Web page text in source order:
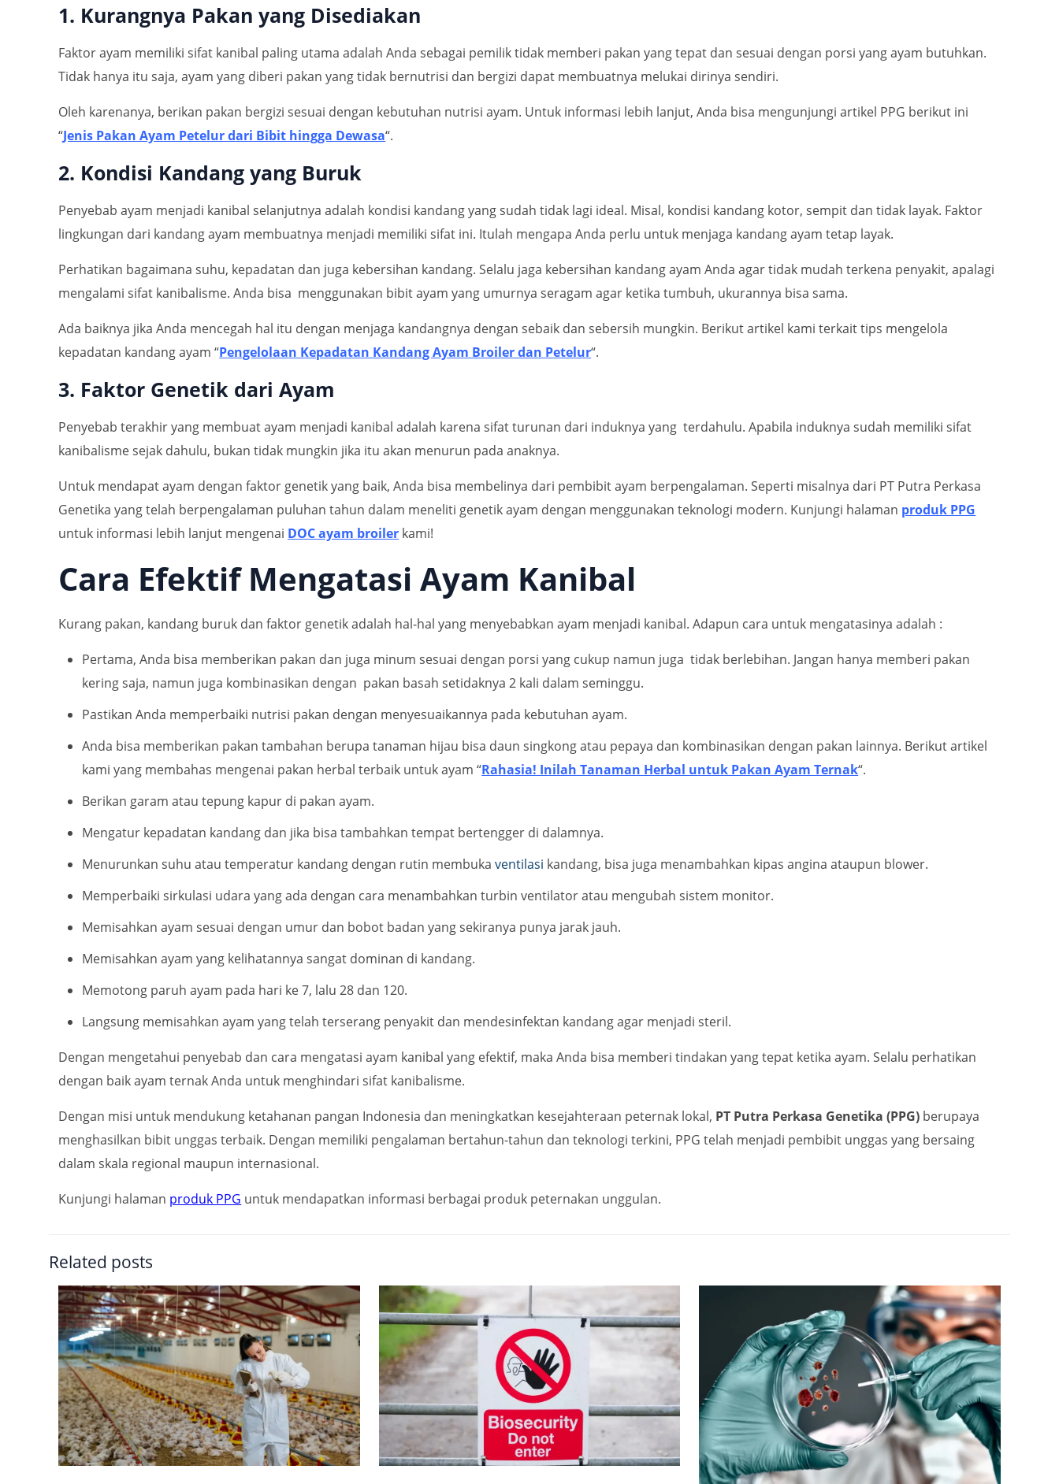
1. Kurangnya Pakan yang Disediakan
Faktor ayam memiliki sifat kanibal paling utama adalah Anda sebagai pemilik tidak memberi pakan yang tepat dan sesuai dengan porsi yang ayam butuhkan.
Tidak hanya itu saja, ayam yang diberi pakan yang tidak bernutrisi dan bergizi dapat membuatnya melukai dirinya sendiri.
Oleh karenanya, berikan pakan bergizi sesuai dengan kebutuhan nutrisi ayam. Untuk informasi lebih lanjut, Anda bisa mengunjungi artikel PPG berikut ini
“Jenis Pakan Ayam Petelur dari Bibit hingga Dewasa“.
2. Kondisi Kandang yang Buruk
Penyebab ayam menjadi kanibal selanjutnya adalah kondisi kandang yang sudah tidak lagi ideal. Misal, kondisi kandang kotor, sempit dan tidak layak. Faktor
lingkungan dari kandang ayam membuatnya menjadi memiliki sifat ini. Itulah mengapa Anda perlu untuk menjaga kandang ayam tetap layak.
Perhatikan bagaimana suhu, kepadatan dan juga kebersihan kandang. Selalu jaga kebersihan kandang ayam Anda agar tidak mudah terkena penyakit, apalagi
mengalami sifat kanibalisme. Anda bisa menggunakan bibit ayam yang umurnya seragam agar ketika tumbuh, ukurannya bisa sama.
Ada baiknya jika Anda mencegah hal itu dengan menjaga kandangnya dengan sebaik dan sebersih mungkin. Berikut artikel kami terkait tips mengelola
kepadatan kandang ayam “Pengelolaan Kepadatan Kandang Ayam Broiler dan Petelur“.
3. Faktor Genetik dari Ayam
Penyebab terakhir yang membuat ayam menjadi kanibal adalah karena sifat turunan dari induknya yang terdahulu. Apabila induknya sudah memiliki sifat
kanibalisme sejak dahulu, bukan tidak mungkin jika itu akan menurun pada anaknya.
Untuk mendapat ayam dengan faktor genetik yang baik, Anda bisa membelinya dari pembibit ayam berpengalaman. Seperti misalnya dari PT Putra Perkasa
Genetika yang telah berpengalaman puluhan tahun dalam meneliti genetik ayam dengan menggunakan teknologi modern. Kunjungi halaman produk PPG
untuk informasi lebih lanjut mengenai DOC ayam broiler kami!
Cara Efektif Mengatasi Ayam Kanibal
Kurang pakan, kandang buruk dan faktor genetik adalah hal-hal yang menyebabkan ayam menjadi kanibal. Adapun cara untuk mengatasinya adalah :
Pertama, Anda bisa memberikan pakan dan juga minum sesuai dengan porsi yang cukup namun juga tidak berlebihan. Jangan hanya memberi pakan
kering saja, namun juga kombinasikan dengan pakan basah setidaknya 2 kali dalam seminggu.
Pastikan Anda memperbaiki nutrisi pakan dengan menyesuaikannya pada kebutuhan ayam.
Anda bisa memberikan pakan tambahan berupa tanaman hijau bisa daun singkong atau pepaya dan kombinasikan dengan pakan lainnya. Berikut artikel
kami yang membahas mengenai pakan herbal terbaik untuk ayam “Rahasia! Inilah Tanaman Herbal untuk Pakan Ayam Ternak“.
Berikan garam atau tepung kapur di pakan ayam.
Mengatur kepadatan kandang dan jika bisa tambahkan tempat bertengger di dalamnya.
Menurunkan suhu atau temperatur kandang dengan rutin membukaventilasi kandang, bisa juga menambahkan kipas angina ataupun blower.
Memperbaiki sirkulasi udara yang ada dengan cara menambahkan turbin ventilator atau mengubah sistem monitor.
Memisahkan ayam sesuai dengan umur dan bobot badan yang sekiranya punya jarak jauh.
Memisahkan ayam yang kelihatannya sangat dominan di kandang.
Memotong paruh ayam pada hari ke 7, lalu 28 dan 120.
Langsung memisahkan ayam yang telah terserang penyakit dan mendesinfektan kandang agar menjadi steril.
Dengan mengetahui penyebab dan cara mengatasi ayam kanibal yang efektif, maka Anda bisa memberi tindakan yang tepat ketika ayam. Selalu perhatikan
dengan baik ayam ternak Anda untuk menghindari sifat kanibalisme.
Dengan misi untuk mendukung ketahanan pangan Indonesia dan meningkatkan kesejahteraan peternak lokal, PT Putra Perkasa Genetika (PPG) berupaya
menghasilkan bibit unggas terbaik. Dengan memiliki pengalaman bertahun-tahun dan teknologi terkini, PPG telah menjadi pembibit unggas yang bersaing
dalam skala regional maupun internasional.
Kunjungi halaman produk PPG untuk mendapatkan informasi berbagai produk peternakan unggulan.
Related posts